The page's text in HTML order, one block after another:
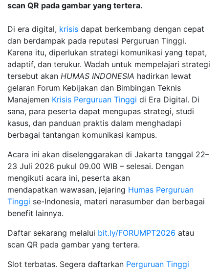
scan QR pada gambar yang tertera.
Di era digital, krisis dapat berkembang dengan cepat
dan berdampak pada reputasi Perguruan Tinggi.
Karena itu, diperlukan strategi komunikasi yang tepat,
adaptif, dan terukur. Wadah untuk mempelajari strategi
tersebut akan HUMAS INDONESIA hadirkan lewat
gelaran Forum Kebijakan dan Bimbingan Teknis
Manajemen Krisis Perguruan Tinggi di Era Digital. Di
sana, para peserta dapat mengupas strategi, studi
kasus, dan panduan praktis dalam menghadapi
berbagai tantangan komunikasi kampus.
Acara ini akan diselenggarakan di Jakarta tanggal 22–
23 Juli 2026 pukul 09.00 WIB – selesai. Dengan
mengikuti acara ini, peserta akan
mendapatkan wawasan, jejaring Humas Perguruan
Tinggi se-Indonesia, materi narasumber dan berbagai
benefit lainnya.
Daftar sekarang melalui bit.ly/FORUMPT2026 atau
scan QR pada gambar yang tertera.
Slot terbatas. Segera daftarkan Perguruan Tinggi